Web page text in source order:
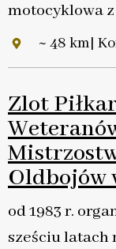
motocyklowa
~ 48 km|
Zlot
Oldbojów
od 1983 r.
sześciu latach